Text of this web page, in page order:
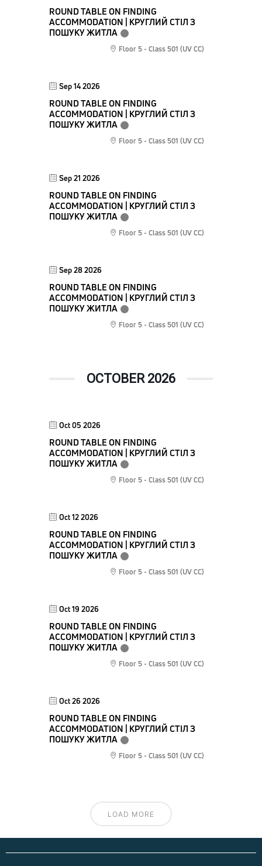
ROUND TABLE ON FINDING
ACCOMMODATION | КРУГЛИЙ СТІЛ З
ПОШУКУ ЖИТЛА
Floor 5 - Class 501 (UV CC)
Sep 14 2026
ROUND TABLE ON FINDING
ACCOMMODATION | КРУГЛИЙ СТІЛ З
ПОШУКУ ЖИТЛА
Floor 5 - Class 501 (UV CC)
Sep 21 2026
ROUND TABLE ON FINDING
ACCOMMODATION | КРУГЛИЙ СТІЛ З
ПОШУКУ ЖИТЛА
Floor 5 - Class 501 (UV CC)
Sep 28 2026
ROUND TABLE ON FINDING
ACCOMMODATION | КРУГЛИЙ СТІЛ З
ПОШУКУ ЖИТЛА
Floor 5 - Class 501 (UV CC)
OCTOBER 2026
Oct 05 2026
ROUND TABLE ON FINDING
ACCOMMODATION | КРУГЛИЙ СТІЛ З
ПОШУКУ ЖИТЛА
Floor 5 - Class 501 (UV CC)
Oct 12 2026
ROUND TABLE ON FINDING
ACCOMMODATION | КРУГЛИЙ СТІЛ З
ПОШУКУ ЖИТЛА
Floor 5 - Class 501 (UV CC)
Oct 19 2026
ROUND TABLE ON FINDING
ACCOMMODATION | КРУГЛИЙ СТІЛ З
ПОШУКУ ЖИТЛА
Floor 5 - Class 501 (UV CC)
Oct 26 2026
ROUND TABLE ON FINDING
ACCOMMODATION | КРУГЛИЙ СТІЛ З
ПОШУКУ ЖИТЛА
Floor 5 - Class 501 (UV CC)
LOAD MORE